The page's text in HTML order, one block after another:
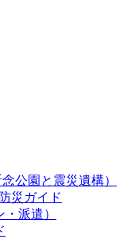
公園と震災遺構）
災ガイド
派遣）